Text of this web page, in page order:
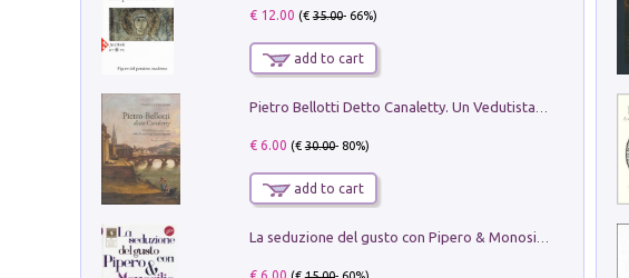
€ 12.00 (€35.00- 66%)
add to cart
€ 6.00 (€30.00- 80%)
add to cart
€ 6.00 (€15.00- 60%)